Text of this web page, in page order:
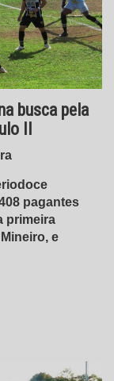
busca pela
II
pagantes
primeira
e